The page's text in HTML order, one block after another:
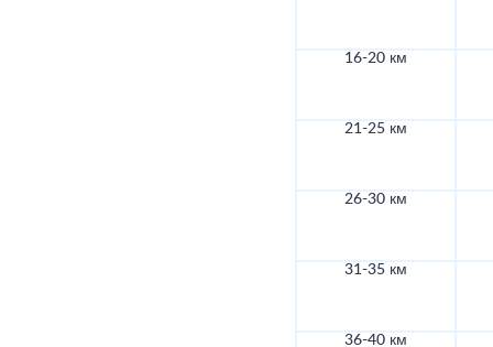
16-20 км
21-25 км
26-30 км
31-35 км
36-40 км